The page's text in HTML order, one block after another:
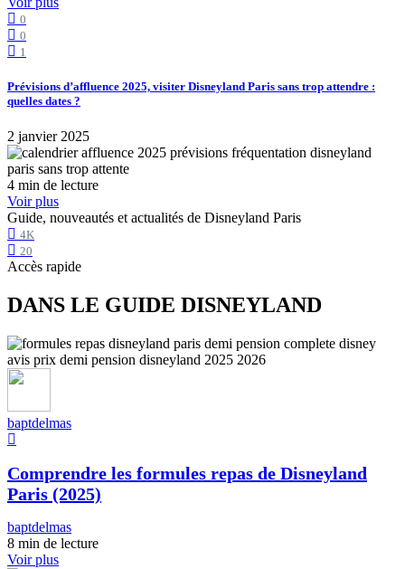
0
0
1
Prévisions d’affluence 2025, visiter Disneyland Paris sans trop attendre :
quelles dates ?
2 janvier 2025
4 min de lecture
Voir plus
Guide, nouveautés et actualités de Disneyland Paris
4K
20
Accès rapide
DANS LE GUIDE DISNEYLAND
baptdelmas
Comprendre les formules repas de Disneyland
Paris (2025)
baptdelmas
8 min de lecture
Voir plus